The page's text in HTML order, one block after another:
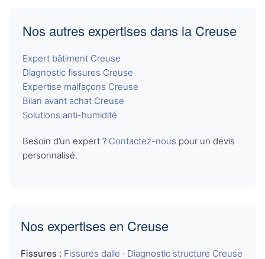
Nos autres expertises dans la Creuse
Expert bâtiment Creuse
Diagnostic fissures Creuse
Expertise malfaçons Creuse
Bilan avant achat Creuse
Solutions anti-humidité
Besoin d’un expert ? Contactez-nous pour un devis
personnalisé.
Nos expertises en Creuse
Fissures : Fissures dalle · Diagnostic structure Creuse